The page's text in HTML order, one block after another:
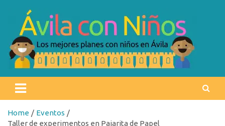
content
Ávila con niños
Home
Eventos
Taller de experimentos en Pajarita de Papel